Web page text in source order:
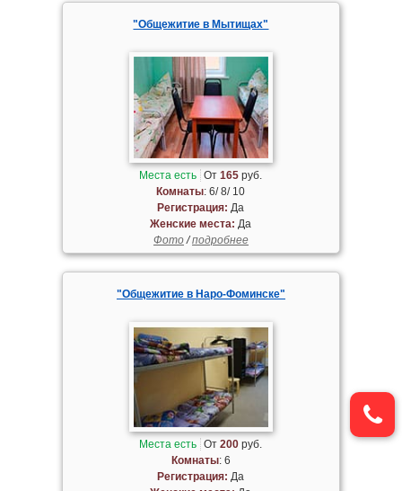
"Общежитие в Мытищах"
Места есть От165 руб.
Комнаты: 6/ 8/ 10
Регистрация: Да
Женские места: Да
Фото/подробнее
"Общежитие в Наро-Фоминске"
Места есть От200 руб.
Комнаты: 6
Регистрация: Да